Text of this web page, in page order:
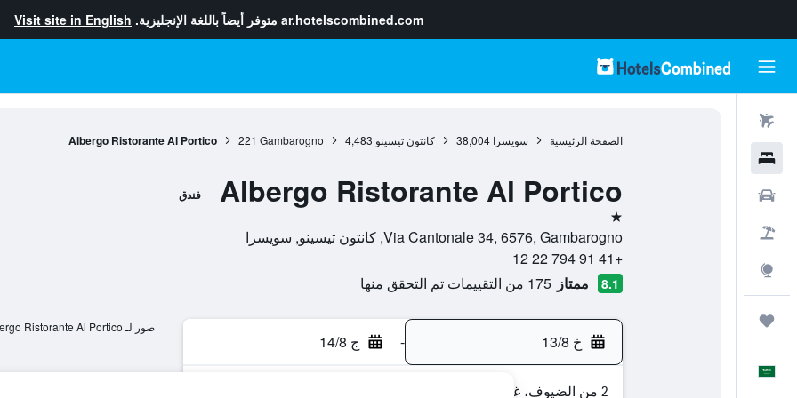
ar.hotelscombined.com متوفر أيضاً باللغة الإنجليزية. Visit site in English
الصفحة الرئيسية سويسرا 38,004 كانتون تيسينو 4,483
Gambarogno
221
Albergo Ristorante Al Portico
Albergo Ristorante Al Portico فندق
نجمة واحدة
Via Cantonale 34, 6576, Gambarogno, كانتون تيسينو, سويسرا
+41 91 794 22 12
8.1 ممتاز 175 من التقييمات تم التحقق منها
خ 13/8 - ج 14/8
2 من الضيوف، غرفة واحدة
صور لـ Albergo Ristorante Al Portico